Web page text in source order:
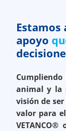
Estamos
apoyo
animal y la
visión de
valor para